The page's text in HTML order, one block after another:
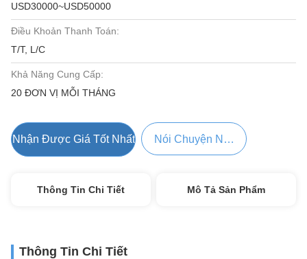
USD30000~USD50000
Điều Khoản Thanh Toán:
T/T, L/C
Khả Năng Cung Cấp:
20 ĐƠN VỊ MỖI THÁNG
Nhận Được Giá Tốt Nhất Nói Chuyện Ngay.
Thông Tin Chi Tiết Mô Tả Sản Phẩm
Thông Tin Chi Tiết